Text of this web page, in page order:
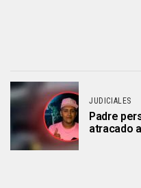
JUDICIALES
Padre
atracado